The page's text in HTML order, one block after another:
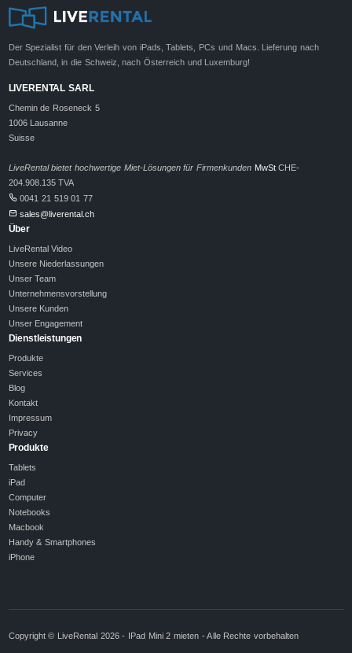
Der Spezialist für den Verleih von iPads, Tablets, PCs und Macs. Lieferung nach
Deutschland, in die Schweiz, nach Österreich und Luxemburg!
LIVERENTAL SARL
Chemin de Roseneck 5
1006 Lausanne
Suisse
LiveRental bietet hochwertige Miet-Lösungen für Firmenkunden MwStCHE-
204.908.135 TVA
0041 21 519 01 77
sales@liverental.ch
Über
LiveRental Video
Unsere Niederlassungen
Unser Team
Unternehmensvorstellung
Unsere Kunden
Unser Engagement
Dienstleistungen
Produkte
Services
Blog
Kontakt
Impressum
Privacy
Produkte
Tablets
iPad
Computer
Notebooks
Macbook
Handy & Smartphones
iPhone
Copyright © LiveRental 2026 - IPad Mini 2 mieten - Alle Rechte vorbehalten